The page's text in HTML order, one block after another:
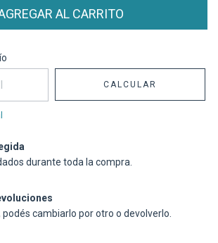
CALCULAR
durante toda la compra.
cambiarlo por otro o devolverlo.